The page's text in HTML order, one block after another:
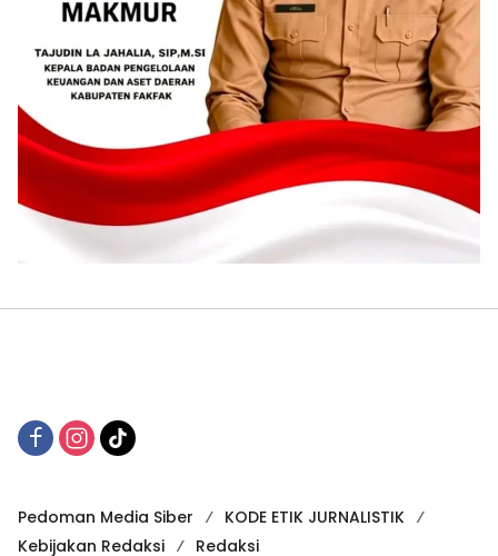
Pedoman Media Siber
KODE ETIK JURNALISTIK
Kebijakan Redaksi
Redaksi